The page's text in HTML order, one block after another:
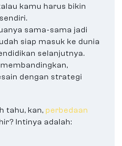
kamu harus bikin
sama-sama jadi
siap masuk ke dunia
selanjutnya.
dengan strategi
tahu, kan,perbedaan
Intinya adalah: